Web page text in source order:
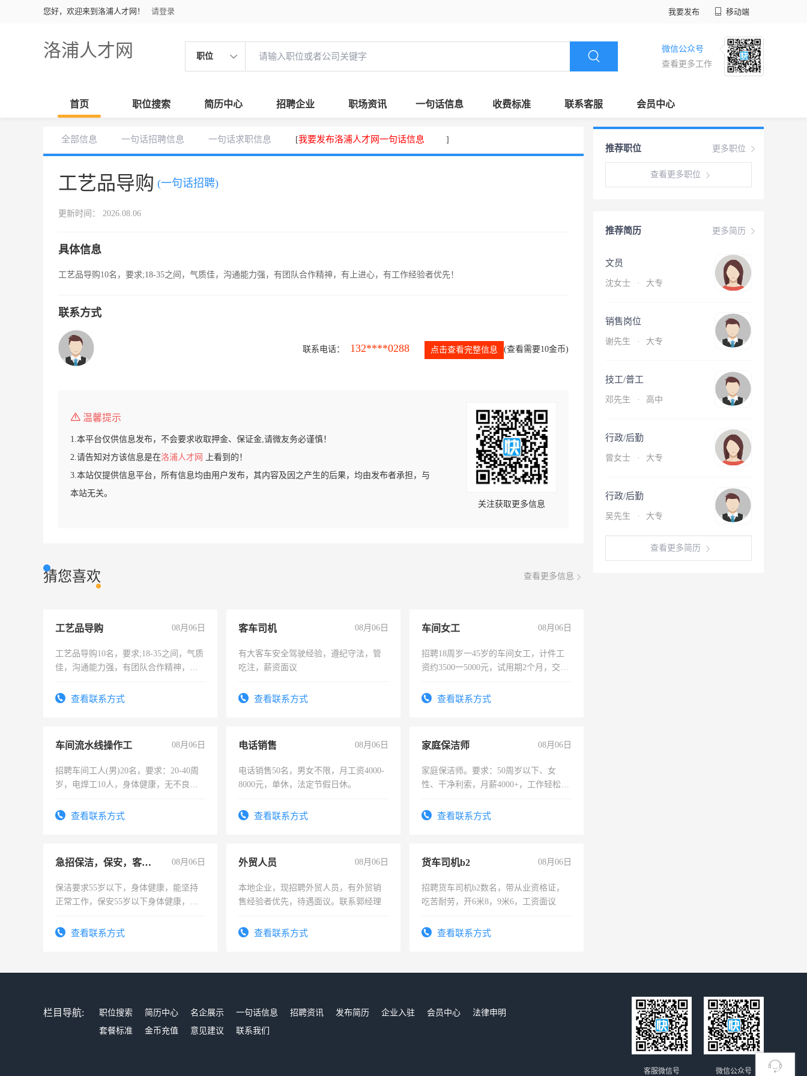
您好，欢迎来到洛浦人才网！ 请登录 我要发布 移动端
洛浦人才网 职位
微信公众号
查看更多工作
首页 职位搜索 简历中心 招聘企业 职场资讯 一句话信息 收费标准 联系客服 会员中心
全部信息 一句话招聘信息 一句话求职信息 [我要发布洛浦人才网一句话信息 ]
工艺品导购 (一句话招聘)
更新时间： 2026.08.06
具体信息
工艺品导购10名，要求;18-35之间，气质佳，沟通能力强，有团队合作精神，有上进心，有工作经验者优先！
联系方式
联系电话： 132****0288 点击查看完整信息 (查看需要10金币)
温馨提示
1.本平台仅供信息发布，不会要求收取押金、保证金,请微友务必谨慎！
2.请告知对方该信息是在洛浦人才网
上看到的！
3.本站仅提供信息平台，所有信息均由用户发布，其内容及因之产生的后果，均由发布者承担，与
本站无关。
关注获取更多信息
猜您喜欢 查看更多信息
工艺品导购 08月06日
工艺品导购10名，要求;18-35之间，气质
佳，沟通能力强，有团队合作精神，有
查看联系方式
客车司机 08月06日
有大客车安全驾驶经验，遵纪守法，管
吃注，薪资面议
查看联系方式
车间女工 08月06日
招聘18周岁一45岁的车间女工，计件工
资约3500一5000元，试用期2个月，交五
查看联系方式
车间流水线操作工 08月06日
招聘车间工人(男)20名，要求：20-40周
岁，电焊工10人，身体健康，无不良嗜
宿，免费发放劳保用品，两班倒，每月
查看联系方式
电话销售 08月06日
电话销售50名，男女不限，月工资4000-
8000元，单休，法定节假日休。
查看联系方式
家庭保洁师 08月06日
家庭保洁师。要求：50周岁以下、女
性、干净利索，月薪4000+，工作轻松，
太太等。查看联系方式
急招保洁，保安，客服，工程 08月06日
保洁要求55岁以下，身体健康，能坚持
正常工作，保安55岁以下身体健康，有
录，客服要求45岁以下高中以上文化，
查看联系方式
外贸人员 08月06日
本地企业，现招聘外贸人员，有外贸销
售经验者优先，待遇面议。联系郭经理
查看联系方式
货车司机b2 08月06日
招聘货车司机b2数名，带从业资格证，
吃苦耐劳，开6米8，9米6，工资面议
查看联系方式
更多职位
推荐职位
查看更多职位
更多简历
推荐简历
文员
沈女士 · 大专
销售岗位
谢先生 · 大专
技工/普工
邓先生 · 高中
行政/后勤
曾女士 · 大专
行政/后勤
吴先生 · 大专
查看更多简历
栏目导航: 职位搜索 简历中心 名企展示 一句话信息 招聘资讯 发布简历 企业入驻 会员中心
法律申明
套餐标准
金币充值 意见建议 联系我们
微信公众号
客服微信号